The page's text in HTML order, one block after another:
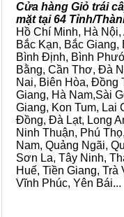
Cửa hàng Giỏ trái
mặt tại 64 Tỉnh/
Hồ Chí Minh, Hà
Bắc Kạn, Bắc
Bình Định, Bình
Bằng, Cần Thơ, Đà
Nai, Biên Hòa, Đồng
Giang, Hà Nam,Sài
Giang, Kon Tum, Lai
Đồng, Đà Lạt, Long
Ninh Thuận, Phú
Nam, Quảng Ngãi,
Sơn La, Tây Ninh,
Huế, Tiền Giang, Trà
Vĩnh Phúc, Yên Bái...